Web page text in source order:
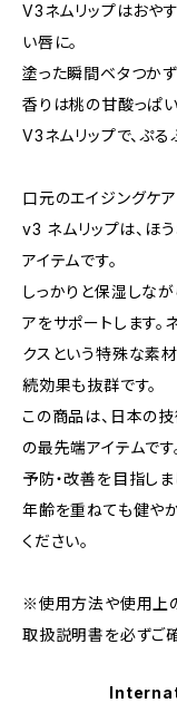
V3ネムリップはおや
い唇に。
塗った瞬間ベタつかず
香りは桃の甘酸っぱい
V3ネムリップで、ぷ
口元のエイジングケ
v3 ネムリップは、ほ
アイテムです。
しっかりと保湿しな
アをサポートします。
クスという特殊な素
続効果も抜群です。
この商品は、日本の
の最先端アイテムで
予防・改善を目指しま
年齢を重ねても健や
ください。
※使用方法や使用上
取扱説明書を必ずご